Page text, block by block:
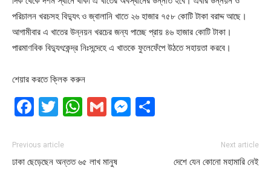
পরিচালন খরচসহ বিদ্যুৎ ও জ্বালানি খাতে ২৬ হাজার ৭৫৮ কোটি টাকা বরাদ্দ আছে।
আগামীবার এ খাতের উন্নয়ন খরচের জন্য পাচ্ছে প্রায় ৪৬ হাজার কোটি টাকা।
পারমাণবিক বিদ্যুৎকেন্দ্র নিঃসন্দেহে এ খাতকে ফুলেফেঁপে উঠতে সহায়তা করবে।
শেয়ার করতে ক্লিক করুন
Facebook
Twitter
WhatsApp
GmailMessenger
Previous article
ঢাকা ছেড়েছেন অন্তত ৬৫ লাখ মানুষ
Next article
দেশে যেন কোনো মহামারি নেই